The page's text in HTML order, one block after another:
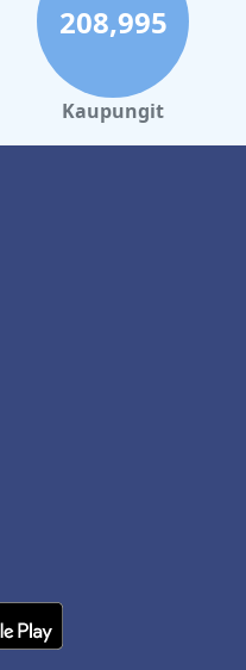
208,995
Kaupungit